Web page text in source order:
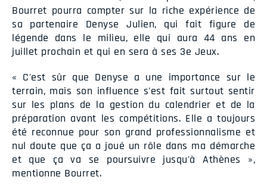
Bourret pourra compter sur la riche expérience de
sa partenaire Denyse Julien, qui fait figure de
légende dans le milieu, elle qui aura 44 ans en
juillet prochain et qui en sera à ses 3e Jeux.
« C'est sûr que Denyse a une importance sur le
terrain, mais son influence s'est fait surtout sentir
sur les plans de la gestion du calendrier et de la
préparation avant les compétitions. Elle a toujours
été reconnue pour son grand professionnalisme et
nul doute que ça a joué un rôle dans ma démarche
et que ça va se poursuivre jusqu'à Athènes »,
mentionne Bourret.